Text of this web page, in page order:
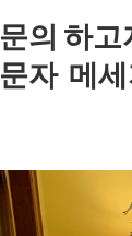
문의 하
문자 메